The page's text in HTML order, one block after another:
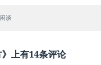
谈
上有14条评论